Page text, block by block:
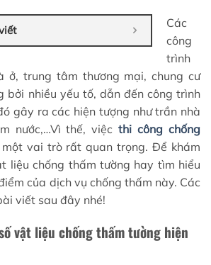
Các
công
trình
ở, trung tâm thương mại, chung cư
bởi nhiều yếu tố, dẫn đến công trình
gây ra các hiện tượng như trần nhà
nước,…Vì thế, việcthi công chống
vai trò rất quan trọng. Để khám
liệu chống thấm tường hay tìm hiểu
của dịch vụ chống thấm này. Các
viết sau đây nhé!
vật liệu chống thấm tường hiện